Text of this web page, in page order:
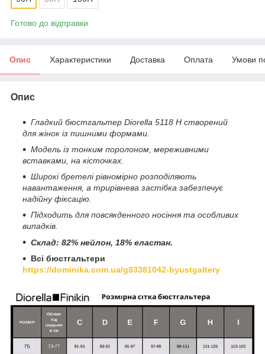
Готово до відправки
Опис Характеристики Доставка Оплата Умови
Опис
Гладкий бюстгальтер Diorella 5118 H створений
для жінок із пишними формами.
Модель із тонким поролоном, мереживними
вставками, на кісточках.
Широкі бретелі рівномірно розподіляють
навантаження, а трирівнева застібка забезпечує
надійну фіксацію.
Підходить для повсякденного носіння та особливих
випадків.
Склад: 82% нейлон, 18% еластан.
Всі бюстгальтери
https://dominika.com.ua/g83381042-byustgaltery